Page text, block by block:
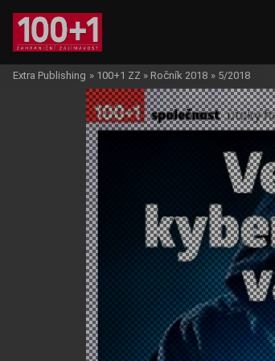
Extra Publishing » 100+1 ZZ » Ročník 2018 » 5/2018